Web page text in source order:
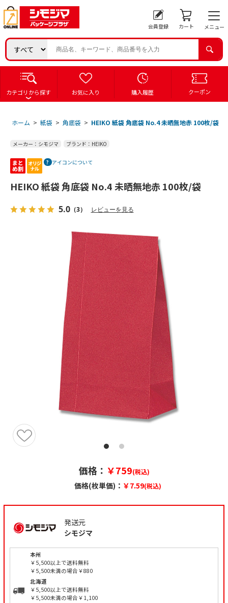
会員登録 カート メニュー
カテゴリから探す お気に入り 購入履歴 クーポン
ホーム > 紙袋 > 角底袋 > HEIKO 紙袋 角底袋 No.4 未晒無地赤 100枚/袋
メーカー：シモジマ ブランド：HEIKO
アイコンについて
HEIKO 紙袋 角底袋 No.4 未晒無地赤 100枚/袋
5.0（3） レビューを見る
価格： ￥759(税込)
価格(枚単価)： ￥7.59(税込)
発送元
シモジマ
本州
￥5,500以上で送料無料
￥5,500未満の場合￥880
北海道
￥5,500以上で送料無料
￥5,500未満の場合￥1,100